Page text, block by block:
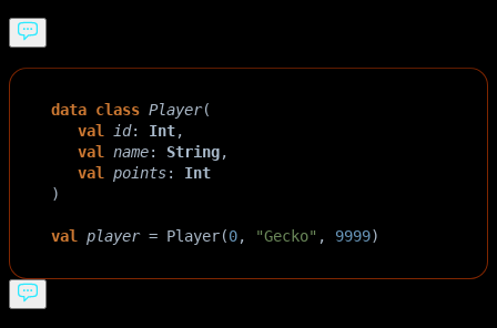
data class Player(
val id: Int,
val name: String,
val points: Int
)
val player = Player(0, "Gecko" , 9999)